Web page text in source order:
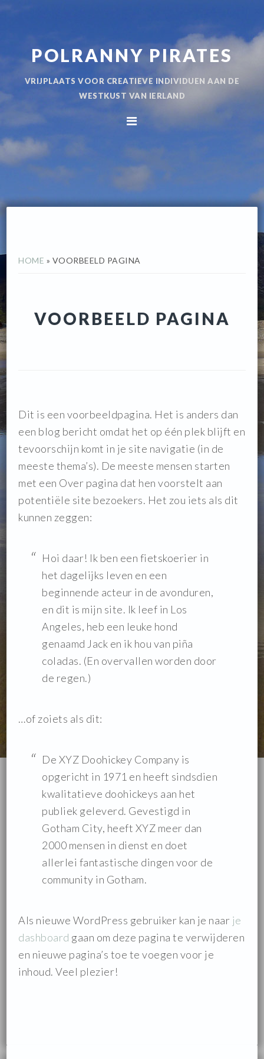
hoofdnavigatie
hoofd
inhoud
POLRANNY PIRATES
VRIJPLAATS VOOR CREATIEVE INDIVIDUEN AAN DE
WESTKUST VAN IERLAND
HOME » VOORBEELD PAGINA
VOORBEELD PAGINA
Dit is een voorbeeldpagina. Het is anders dan
een blog bericht omdat het op één plek blijft en
tevoorschijn komt in je site navigatie (in de
meeste thema’s). De meeste mensen starten
met een Over pagina dat hen voorstelt aan
potentiële site bezoekers. Het zou iets als dit
kunnen zeggen:
Hoi daar! Ik ben een fietskoerier in
het dagelijks leven en een
beginnende acteur in de avonduren,
en dit is mijn site. Ik leef in Los
Angeles, heb een leuke hond
genaamd Jack en ik hou van piña
coladas. (En overvallen worden door
de regen.)
…of zoiets als dit:
De XYZ Doohickey Company is
opgericht in 1971 en heeft sindsdien
kwalitatieve doohickeys aan het
publiek geleverd. Gevestigd in
Gotham City, heeft XYZ meer dan
2000 mensen in dienst en doet
allerlei fantastische dingen voor de
community in Gotham.
Als nieuwe WordPress gebruiker kan je naar je
dashboard gaan om deze pagina te verwijderen
en nieuwe pagina’s toe te voegen voor je
inhoud. Veel plezier!